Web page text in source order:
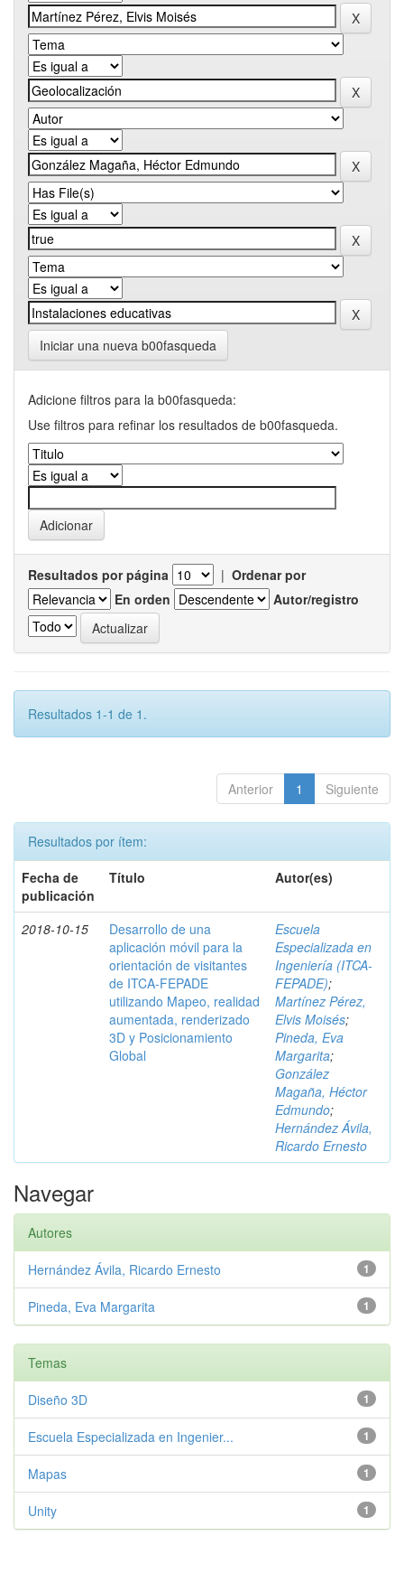
Iniciar una nueva b00fasqueda
Adicione filtros para la b00fasqueda:
Use filtros para refinar los resultados de b00fasqueda.
Resultados por página | Ordenar por
En orden
Autor/registro
Resultados 1-1 de 1.
Anterior 1 Siguiente
Resultados por ítem:
Fecha de
publicación
Título Autor(es)
2018-10-15
Desarrollo de una
aplicación móvil para la
orientación de visitantes
de ITCA-FEPADE
utilizando Mapeo, realidad
aumentada, renderizado
3D y Posicionamiento
Global
Escuela
Especializada en
Ingeniería (ITCA-
FEPADE);
Martínez Pérez,
Elvis Moisés;
Pineda, Eva
Margarita;
González
Magaña, Héctor
Edmundo;
Hernández Ávila,
Ricardo Ernesto
Navegar
Autores
1
Hernández Ávila, Ricardo Ernesto
1
Pineda, Eva Margarita
Temas
1
Diseño 3D
1
Escuela Especializada en Ingenier...
1
Mapas
1
Unity